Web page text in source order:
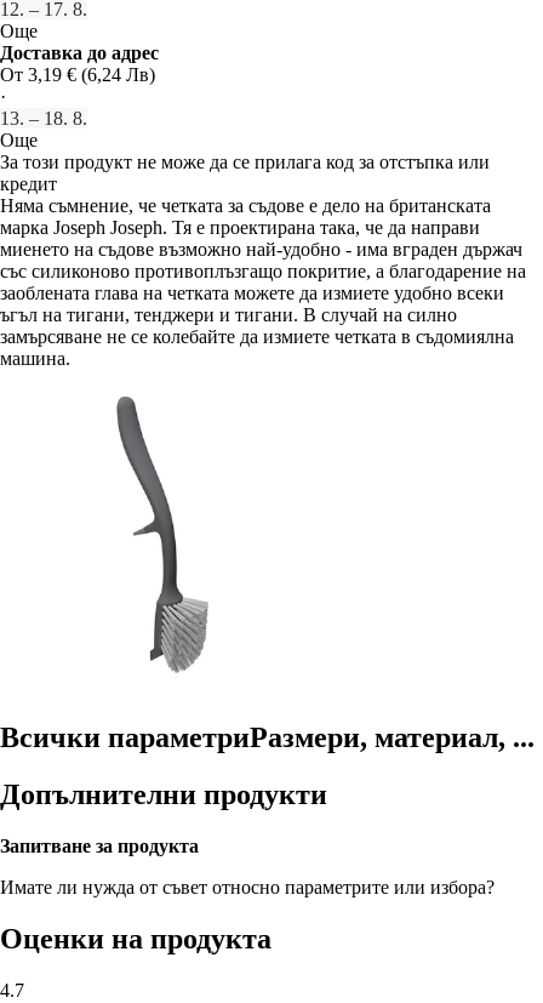
12. – 17. 8.
Още
Доставка до адрес
От 3,19 € (6,24 Лв)
·
13. – 18. 8.
Още
За този продукт не може да се прилага код за отстъпка или
кредит
Няма съмнение, че четката за съдове е дело на британската
марка Joseph Joseph. Тя е проектирана така, че да направи
миенето на съдове възможно най-удобно - има вграден държач
със силиконово противоплъзгащо покритие, а благодарение на
заоблената глава на четката можете да измиете удобно всеки
ъгъл на тигани, тенджери и тигани. В случай на силно
замърсяване не се колебайте да измиете четката в съдомиялна
машина.
Всички параметриРазмери, материал, ...
Допълнителни продукти
Запитване за продукта
Имате ли нужда от съвет относно параметрите или избора?
Оценки на продукта
4.7